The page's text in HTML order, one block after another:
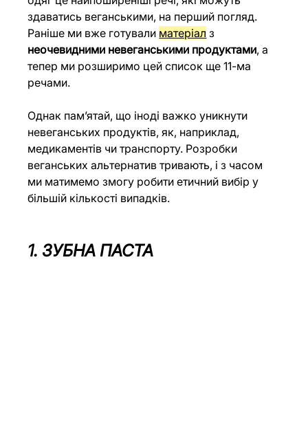
здаватись веганськими, на перший погляд.
Раніше ми вже готували матеріал з
неочевидними невеганськими продуктами, а
тепер ми розширимо цей список ще 11-ма
речами.
Однак пам’ятай, що іноді важко уникнути
невеганських продуктів, як, наприклад,
медикаментів чи транспорту. Розробки
веганських альтернатив тривають, і з часом
ми матимемо змогу робити етичний вибір у
більшій кількості випадків.
1. ЗУБНА ПАСТА